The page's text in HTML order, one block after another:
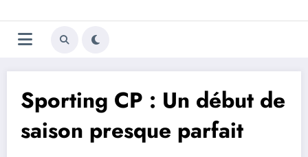
au
contenu
Trivela
L'actualité du football
Sporting CP : Un début de
saison presque parfait